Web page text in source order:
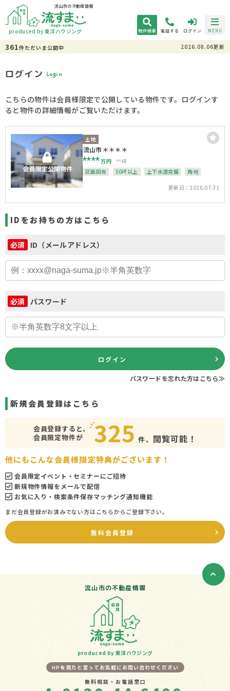
流山市の不動産情報
produced by 東洋ハウジング 物件検索 電話する ログイン MENU
361件ただいま公開中 2026.08.06更新
ログイン Login
こちらの物件は会員様限定で公開している物件です。ログインす
ると物件の詳細情報がご覧いただけます。
土地
流山市＊＊＊＊
****万円
**坪
区画図有
50坪以上 上下水道完備 角地
更新日：2026.07.31
IDをお持ちの方はこちら
必須 ID（メールアドレス）
必須 パスワード
ログイン
パスワードを忘れた方はこちら≫
新規会員登録はこちら
会員登録すると、
会員限定物件が
325 件、 閲覧可能！
他にもこんな会員様限定特典がございます！
会員限定イベント・セミナーにご招待
新規物件情報をメールで配信
お気に入り・検索条件保存マッチング通知機能
まだ会員登録がお済みでない方はこちらからご登録下さい。
無料会員登録
流山市の不動産情報
produced by 東洋ハウジング
HPを見たと言ってお気軽にお問い合わせください
無料相談・お電話窓口